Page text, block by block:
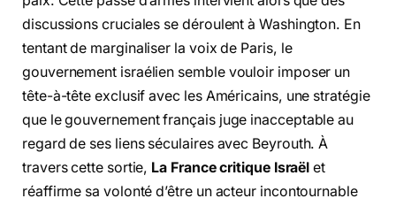
discussions cruciales se déroulent à Washington. En
tentant de marginaliser la voix de Paris, le
gouvernement israélien semble vouloir imposer un
tête-à-tête exclusif avec les Américains, une stratégie
que le gouvernement français juge inacceptable au
regard de ses liens séculaires avec Beyrouth. À
travers cette sortie, La France critique Israël et
réaffirme sa volonté d’être un acteur incontournable